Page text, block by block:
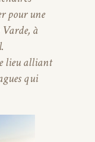
pour une
à
lieu alliant
qui